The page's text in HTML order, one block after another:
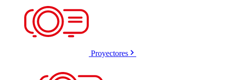
Proyectores